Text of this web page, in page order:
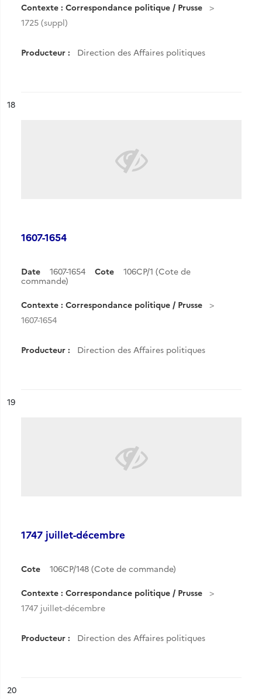
Contexte : Correspondance politique / Prusse
1725 (suppl)
Producteur : Direction des Affaires politiques
n°
18
1607-1654
Date 1607-1654 Cote
106CP/1 (Cote de
commande)
Contexte : Correspondance politique / Prusse
1607-1654
Producteur : Direction des Affaires politiques
n°
19
1747 juillet-décembre
Cote 106CP/148 (Cote de commande)
Contexte : Correspondance politique / Prusse
1747 juillet-décembre
Producteur : Direction des Affaires politiques
n°
20